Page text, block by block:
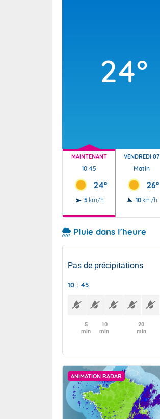
24°
MAINTENANT
10:45
24°
5 km/h
VENDREDI 07
Matin
26°
10 km/h
Pluie dans l'heure
Pas de précipitations
10 : 45
5
min
10
min
20
min
ANIMATION RADAR